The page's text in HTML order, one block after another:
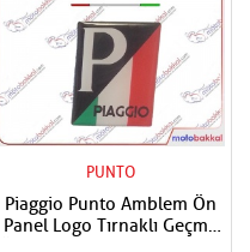
PUNTO
Piaggio Punto Amblem Ön
Panel Logo Tırnaklı Geçme